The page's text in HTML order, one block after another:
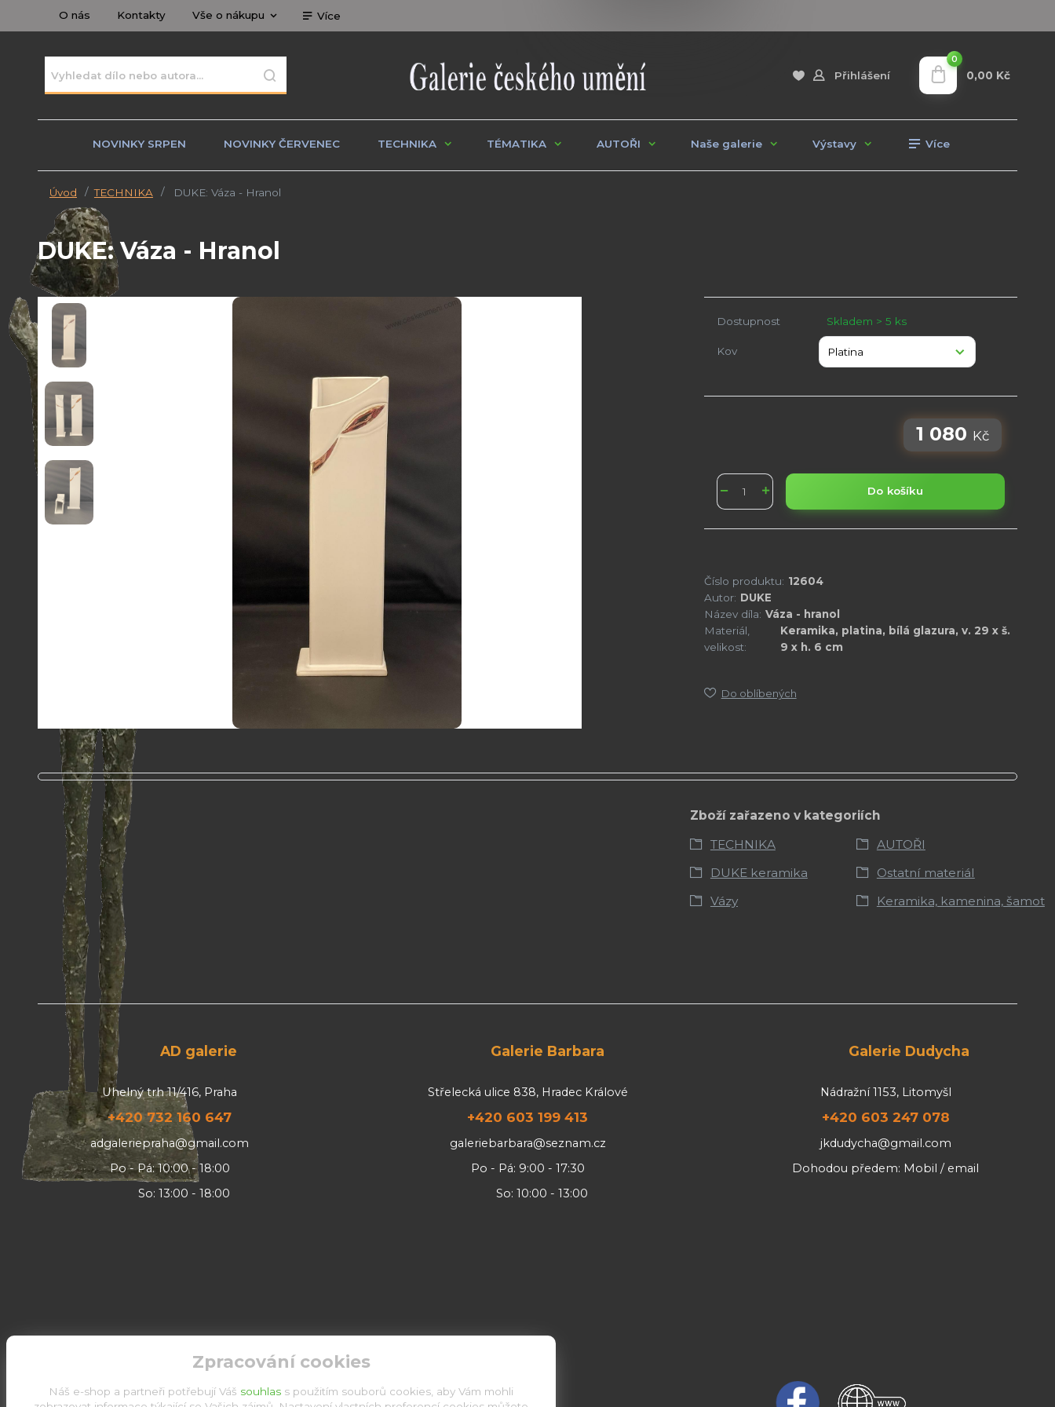
O nás Kontakty Vše o nákupu Více
Přihlášení
0
0,00 Kč
NOVINKY SRPEN NOVINKY ČERVENEC TECHNIKA TÉMATIKA AUTOŘI Naše galerie Výstavy Více
Úvod TECHNIKA DUKE: Váza - Hranol
DUKE: Váza - Hranol
Dostupnost Skladem > 5 ks
Kov
1 080 Kč
Do košíku
Číslo produktu: 12604
Autor: DUKE
Název díla: Váza - hranol
Materiál,
velikost:
Keramika, platina, bílá glazura, v. 29 x š.
9 x h. 6 cm
Do oblíbených
Zboží zařazeno v kategoriích
TECHNIKA
AUTOŘI
DUKE keramika
Ostatní materiál
Vázy
Keramika, kamenina, šamot
AD galerie
Uhelný trh 11/416, Praha
+420 732 160 647
adgaleriepraha@gmail.com
Po - Pá: 10:00 - 18:00
So: 13:00 - 18:00
Galerie Barbara
Střelecká ulice 838, Hradec Králové
+420 603 199 413
galeriebarbara@seznam.cz
Po - Pá: 9:00 - 17:30
So: 10:00 - 13:00
Galerie Dudycha
Nádražní 1153, Litomyšl
+420 603 247 078
jkdudycha@gmail.com
Dohodou předem: Mobil / email
Zpracování cookies
Náš e-shop a partneři potřebují Váš souhlas s použitím souborů cookies, aby Vám mohli